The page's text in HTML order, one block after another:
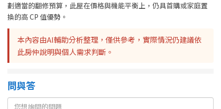
劃適當的翻修預算，此屋在價格與機能平衡上，仍具首購或家庭置
換的高 CP 值優勢。
本內容由AI輔助分析整理，僅供參考，實際情況仍建議依
此房仲說明與個人需求判斷。
問與答